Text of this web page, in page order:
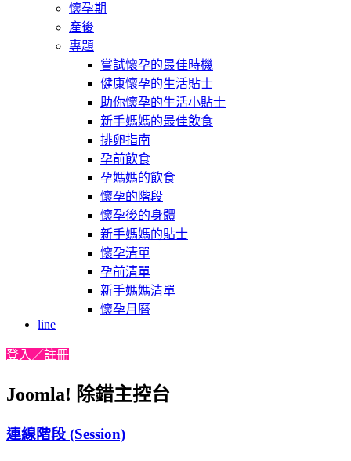
懷孕期
產後
專題
嘗試懷孕的最佳時機
健康懷孕的生活貼士
助你懷孕的生活小貼士
新手媽媽的最佳飲食
排卵指南
孕前飲食
孕媽媽的飲食
懷孕的階段
懷孕後的身體
新手媽媽的貼士
懷孕清單
孕前清單
新手媽媽清單
懷孕月曆
line
登入／註冊
Joomla! 除錯主控台
連線階段 (Session)